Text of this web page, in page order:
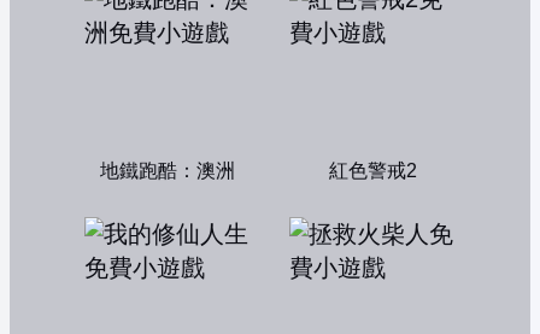
地鐵跑酷：澳洲 紅色警戒2